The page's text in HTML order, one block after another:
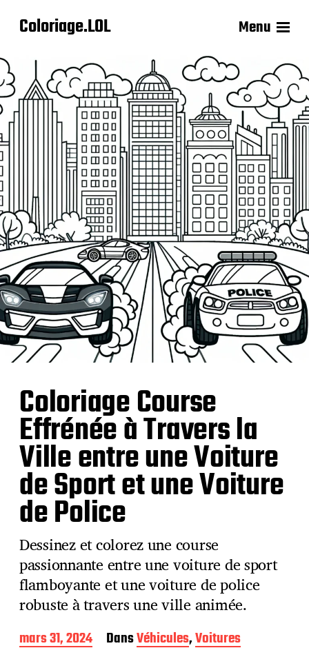
Coloriage.LOL Menu
Coloriage Course
Effrénée à Travers la
Ville entre une Voiture
de Sport et une Voiture
de Police
Dessinez et colorez une course
passionnante entre une voiture de sport
flamboyante et une voiture de police
robuste à travers une ville animée.
D
a
mars 31, 2024 DansVéhicules,Voitures